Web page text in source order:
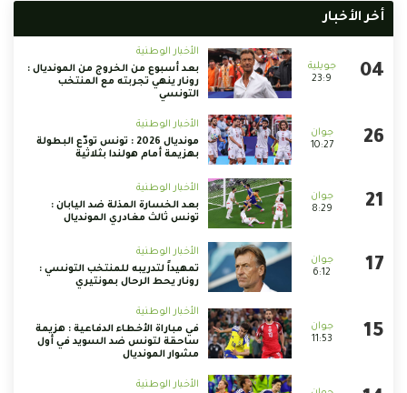
أخر الأخبار
23:9
الأخبار الوطنية
بعد أسبوع من الخروج من المونديال :
رونار ينهي تجربته مع المنتخب
التونسي
10:27
الأخبار الوطنية
مونديال 2026 : تونس تودّع البطولة
بهزيمة أمام هولندا بثلاثية
8:29
الأخبار الوطنية
بعد الخسارة المذلة ضد اليابان :
تونس ثالث مغادري المونديال
6:12
الأخبار الوطنية
تمهيداً لتدريبه للمنتخب التونسي :
رونار يحط الرحال بمونتيري
11:53
الأخبار الوطنية
في مباراة الأخطاء الدفاعية : هزيمة
ساحقة لتونس ضد السويد في أول
مشوار المونديال
الأخبار الوطنية